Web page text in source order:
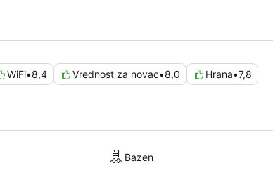
WiFi•8,4 Vrednost za novac•8,0 Hrana•7,8
Bazen